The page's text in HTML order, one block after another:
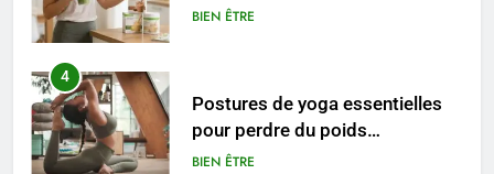
conseils pratiques
BIEN ÊTRE
4
Postures de yoga essentielles
pour perdre du poids
rapidement et durable
BIEN ÊTRE